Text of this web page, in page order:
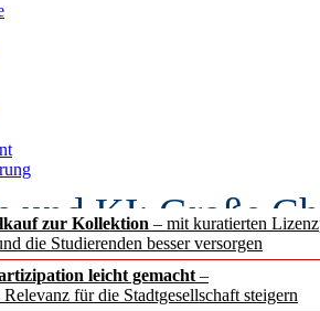
zur Kollektion – mit kuratierten
die Studierenden besser versorgen
leicht gemacht –
für die Stadtgesellschaft steigern
und KI: Große